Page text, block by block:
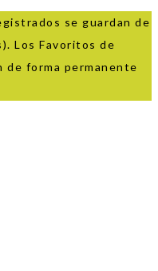
se guardan de
Los Favoritos de
de forma permanente